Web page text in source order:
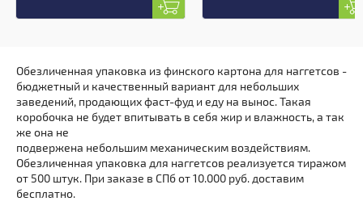
Обезличенная упаковка из финского картона для наггетсов -
бюджетный и качественный вариант для небольших
заведений, продающих фаст-фуд и еду на вынос. Такая
коробочка не будет впитывать в себя жир и влажность, а так
же она не
подвержена небольшим механическим воздействиям.
Обезличенная упаковка для наггетсов реализуется тиражом
от 500 штук. При заказе в СПб от 10.000 руб. доставим
бесплатно.